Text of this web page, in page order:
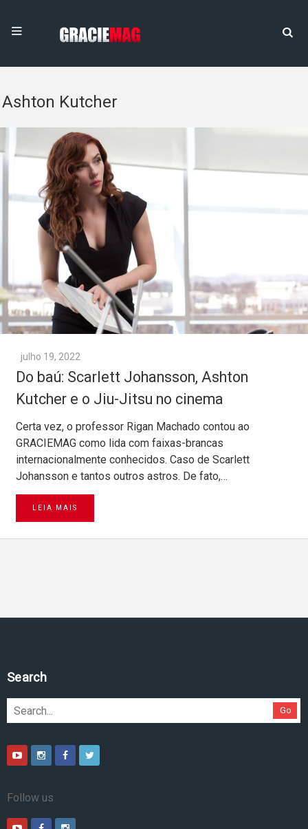
Ashton Kutcher
julho 19, 2022
Do baú: Scarlett Johansson, Ashton
Kutcher e o Jiu-Jitsu no cinema
Certa vez, o professor Rigan Machado contou ao
GRACIEMAG como lida com faixas-brancas
internacionalmente conhecidos. Caso de Scarlett
Johansson e tantos outros astros. De fato,…
LEIA MAIS
Search
Go
Follow us